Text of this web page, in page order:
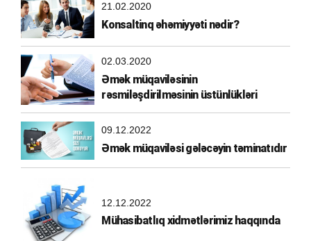
21.02.2020
Konsaltinq əhəmiyyəti nədir?
02.03.2020
Əmək müqaviləsinin
rəsmiləşdirilməsinin üstünlükləri
09.12.2022
Əmək müqaviləsi gələcəyin təminatıdır
12.12.2022
Mühasibatlıq xidmətlərimiz haqqında